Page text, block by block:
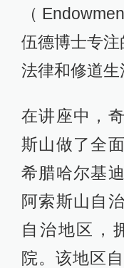
（
伍德博士专
法律和修道生
在讲座中，
斯山做了全
希腊哈尔基
阿索斯山自
自治地区，
院。该地区